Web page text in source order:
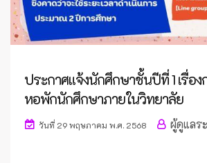
ประกาศแจ้งนักศึกษาชั้นปีที่ 1 เรื่อ
หอพักนักศึกษาภายในวิทยาลัย
วันที่ 29 พฤษภาคม พ.ศ. 2568 ผู้ดูแลร